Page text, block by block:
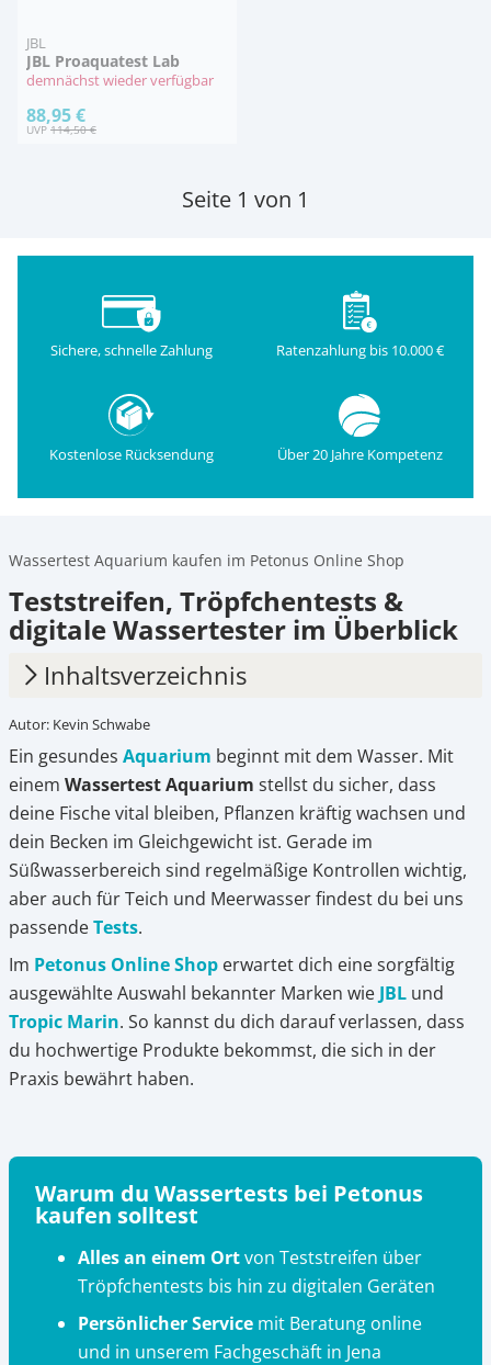
JBL
JBL Proaquatest Lab
demnächst wieder verfügbar
88,95 €
UVP114,50 €
Seite 1 von 1
Sichere, schnelle Zahlung Ratenzahlung bis 10.000 €
Kostenlose Rücksendung Über 20 Jahre Kompetenz
Wassertest Aquarium kaufen im Petonus Online Shop
Teststreifen, Tröpfchentests &
digitale Wassertester im Überblick
Inhaltsverzeichnis
1. Aquarium Wassertests im Überblick
2. Wichtige Wasserwerte im Aquarium
3. Wassertests Aquarium online kaufen bei
Petonus
Autor: Kevin Schwabe
Ein gesundes Aquarium beginnt mit dem Wasser. Mit
einem Wassertest Aquarium stellst du sicher, dass
deine Fische vital bleiben, Pflanzen kräftig wachsen und
dein Becken im Gleichgewicht ist. Gerade im
Süßwasserbereich sind regelmäßige Kontrollen wichtig,
aber auch für Teich und Meerwasser findest du bei uns
passendeTests.
Im Petonus Online Shop erwartet dich eine sorgfältig
ausgewählte Auswahl bekannter Marken wie JBL und
Tropic Marin. So kannst du dich darauf verlassen, dass
du hochwertige Produkte bekommst, die sich in der
Praxis bewährt haben.
Warum du Wassertests bei Petonus
kaufen solltest
Alles an einem Ortvon Teststreifen über
Tröpfchentests bis hin zu digitalen Geräten
Persönlicher Service mit Beratung online
und in unserem Fachgeschäft in Jena